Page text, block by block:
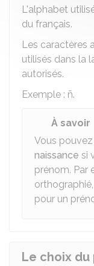
L'alphabet
du français.
Les caractères
utilisés dans la
autorisés.
Exemple : ñ.
À savoir
Vous pouvez
naissance si
prénom. Par
pour un
Le choix